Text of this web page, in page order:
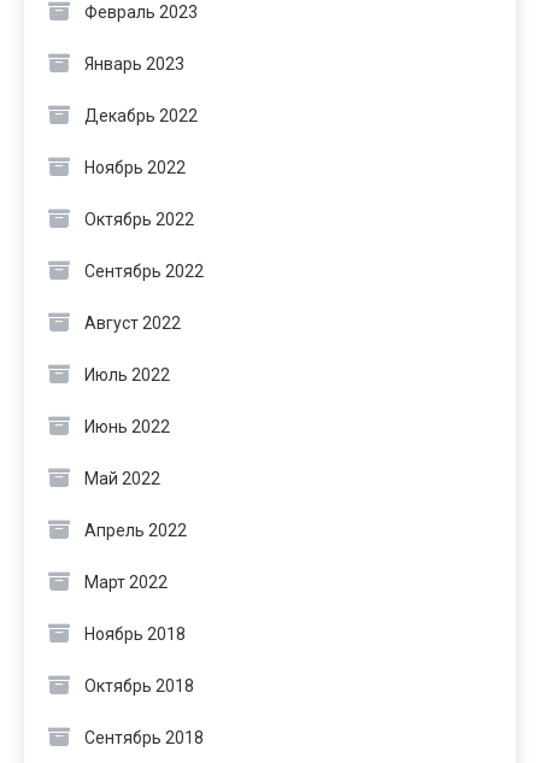
Февраль 2023
Январь 2023
Декабрь 2022
Ноябрь 2022
Октябрь 2022
Сентябрь 2022
Август 2022
Июль 2022
Июнь 2022
Май 2022
Апрель 2022
Март 2022
Ноябрь 2018
Октябрь 2018
Сентябрь 2018